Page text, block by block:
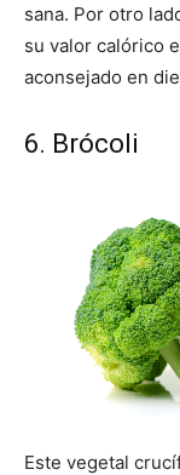
sana. Por otro
su valor calórico
aconsejado en
6. Brócoli
Este vegetal